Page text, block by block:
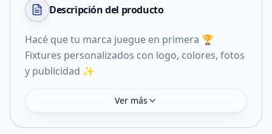
Descripción del producto
Hacé que tu marca juegue en primera 🏆
Fixtures personalizados con logo, colores, fotos
Ver más